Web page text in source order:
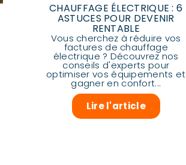
CHAUFFAGE ÉLECTRIQUE : 6
ASTUCES POUR DEVENIR
RENTABLE
Vous cherchez à réduire vos
factures de chauffage
électrique ? Découvrez nos
conseils d'experts pour
optimiser vos équipements et
gagner en confort...
Lire l'article